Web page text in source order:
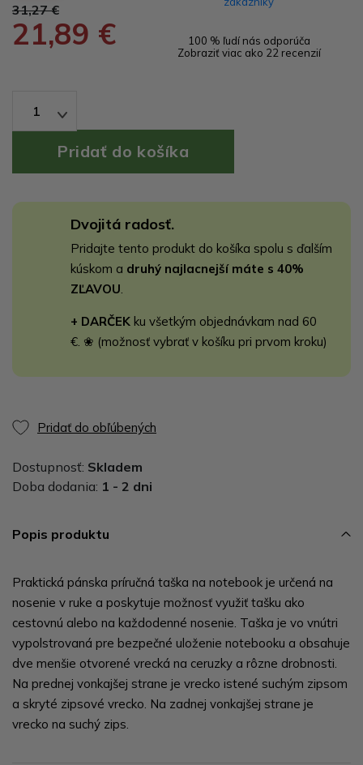
31,27 €
21,89 €
100 % ľudí nás odporúča
Zobraziť viac ako 22 recenzií
1
Dvojitá radosť.
Pridajte tento produkt do košíka spolu s ďalším
kúskom a druhý najlacnejší máte s 40%
ZĽAVOU
+ DARČEK ku všetkým objednávkam nad 60
€. ❀ (možnosť vybrať v košíku pri prvom kroku)
Pridať do obľúbených
Dostupnosť: Skladem
Doba dodania: 1 - 2 dni
Popis produktu
Praktická pánska príručná taška na notebook je určená na
nosenie v ruke a poskytuje možnosť využiť tašku ako
cestovnú alebo na každodenné nosenie. Taška je vo vnútri
vypolstrovaná pre bezpečné uloženie notebooku a obsahuje
dve menšie otvorené vrecká na ceruzky a rôzne drobnosti.
Na prednej vonkajšej strane je vrecko istené suchým zipsom
a skryté zipsové vrecko. Na zadnej vonkajšej strane je
vrecko na suchý zips.